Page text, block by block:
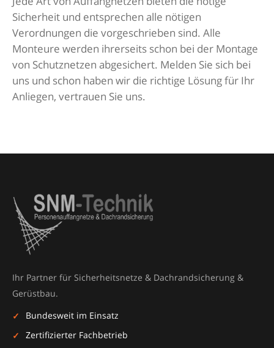
Sicherheit und entsprechen alle nötigen
Verordnungen die vorgeschrieben sind. Alle
Monteure werden ihrerseits schon bei der Montage
von Schutznetzen abgesichert. Melden Sie sich bei
uns und schon haben wir die richtige Lösung für Ihr
Anliegen, vertrauen Sie uns.
Ihr Partner für Sicherheitsnetze & Dachrandsicherung &
Gerüstbau.
Bundesweit im Einsatz
Zertifizierter Fachbetrieb